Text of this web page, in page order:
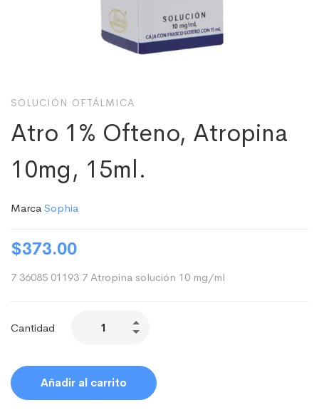
SOLUCIÓN OFTÁLMICA
Atro 1% Ofteno, Atropina
10mg, 15ml.
Marca Sophia
$373.00
7 36085 01193 7 Atropina solución 10 mg/ml
Cantidad
Añadir al carrito